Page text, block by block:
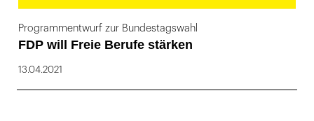
Programmentwurf zur Bundestagswahl
FDP will Freie Berufe stärken
13.04.2021